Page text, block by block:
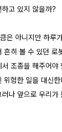
고 있지 않을까?
은 아니지만 하루
흔히 볼 수 있던 로
조종을 해주어야
위험한 일을 대신
나 앞으로 우리